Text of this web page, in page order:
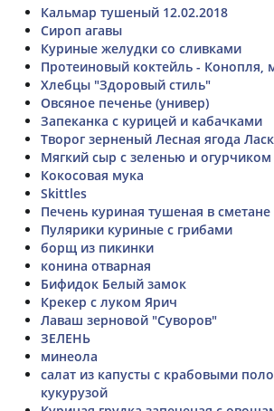
Кальмар тушеный 12.02.2018
Сироп агавы
Куриные желудки со сливками
Протеиновый коктейль - Конопля,
Хлебцы "Здоровый стиль"
Овсяное печенье (универ)
Запеканка с курицей и кабачками
Творог зерненый Лесная ягода
Мягкий сыр с зеленью и огурчиком
Кокосовая мука
Skittles
Печень куриная тушеная в сметане
Пулярики куриные с грибами
борщ из пикинки
конина отварная
Бифидок Белый замок
Крекер с луком Ярич
Лаваш зерновой "Суворов"
ЗЕЛЕНЬ
минеола
салат из капусты с крабовыми
кукурузой